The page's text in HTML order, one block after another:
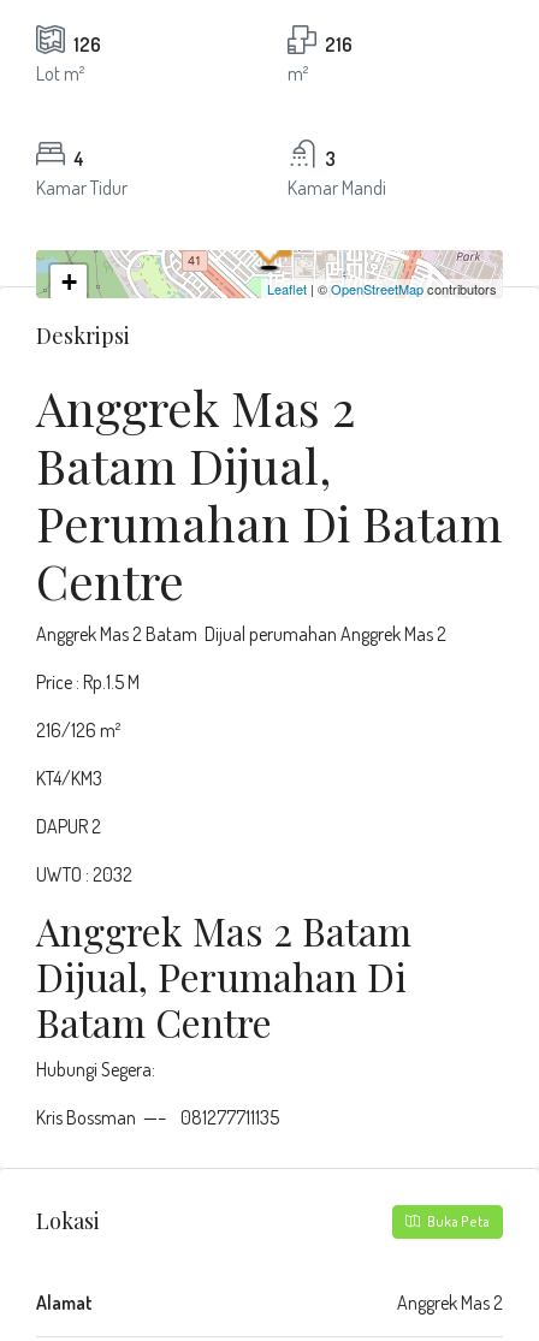
126
Lot m²
216
m²
4
Kamar Tidur
3
Kamar Mandi
+
Leaflet | ©OpenStreetMapcontributors
Deskripsi
Anggrek Mas 2
Batam Dijual,
Perumahan Di Batam
Centre
Anggrek Mas 2 Batam Dijual perumahan Anggrek Mas 2
Price : Rp.1.5 M
216/126 m²
KT4/KM3
DAPUR 2
UWTO : 2032
Anggrek Mas 2 Batam
Dijual, Perumahan Di
Batam Centre
Hubungi Segera:
Kris Bossman —– 081277711135
Lokasi Buka Peta
Alamat Anggrek Mas 2